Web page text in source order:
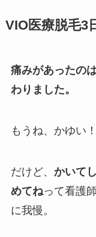
VIO医療脱毛3
痛みがあったの
わりました。
もうね、かゆい
だけど、 かいて
めてねって看護
に我慢。